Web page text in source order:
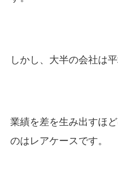
しかし、大半の会社は
業績を差を生み出すほ
のはレアケースです。